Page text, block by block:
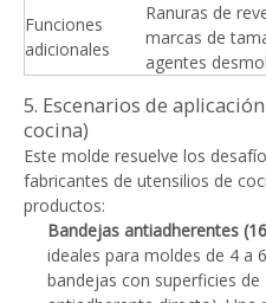
Funciones
adicionales
Ranuras de
marcas de
agentes
5. Escenarios de
cocina)
Este molde resuelve los
fabricantes de utensilios de
productos:
Bandejas antiadherentes
ideales para moldes de 4 a
bandejas con superficies